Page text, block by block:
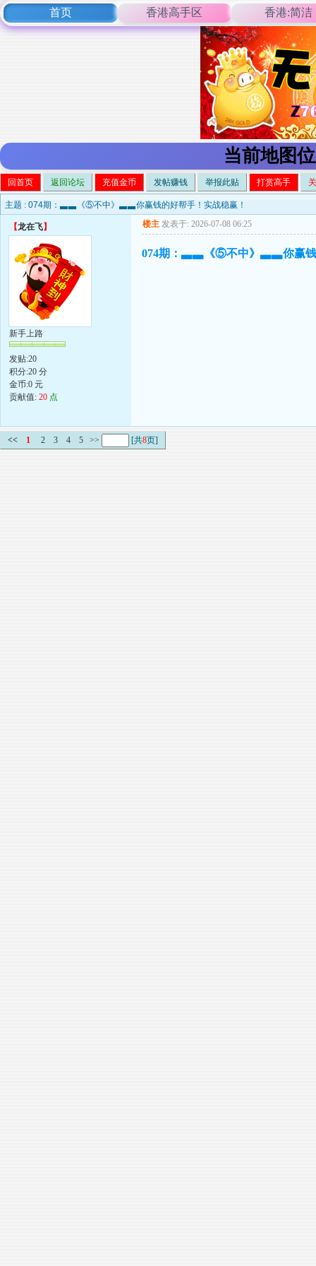
首页 香港高手区 香港:简洁
当前地图
回首页 返回论坛 充值金币 发帖赚钱 举报此贴 打赏高手
主题 : 074期：▃▃《⑤不中》▃▃你赢钱的好帮手！实战稳赢！
【龙在飞】
新手上路
发贴:20
积分:20 分
金币:0 元
贡献值: 20 点
楼主 发表于: 2026-07-08 06:25
074期：▃▃《⑤不中》▃▃你赢钱
<< 1 2 3 4 5 >> [共8页]